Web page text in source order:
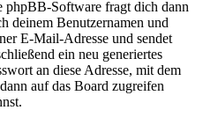
phpBB-Software fragt dich dann
deinem Benutzernamen und
E-Mail-Adresse und sendet
ein neu generiertes
an diese Adresse, mit dem
auf das Board zugreifen